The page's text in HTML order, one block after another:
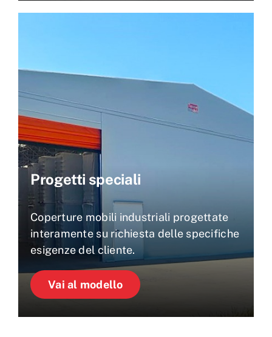
Progetti speciali
Coperture mobili industriali progettate
interamente su richiesta delle specifiche
esigenze del cliente.
Vai al modello